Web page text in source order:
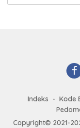
Indeks Kode
Copyright© 2021-